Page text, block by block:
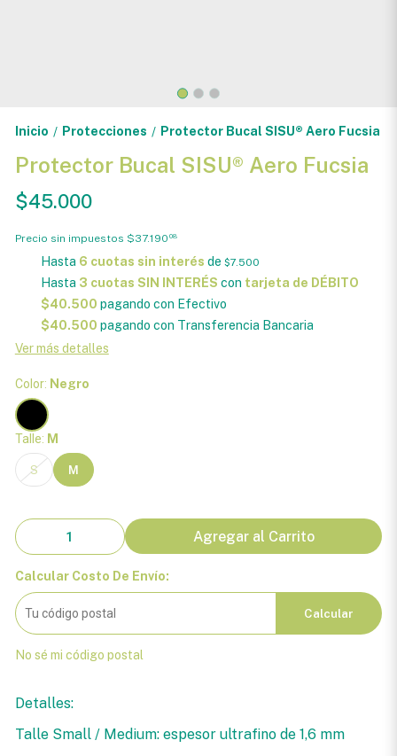
Inicio / Protecciones / Protector Bucal SISU® Aero Fucsia
Protector Bucal SISU® Aero Fucsia
$45.000
Precio sin impuestos $37.190 08
Hasta 6 cuotas sin interés de $7.500
Hasta 3 cuotas SIN INTERÉS con tarjeta de DÉBITO
$40.500 pagando con Efectivo
$40.500 pagando con Transferencia Bancaria
Ver más detalles
Color: Negro
Talle: M
S M
Agregar al Carrito
Calcular Costo De Envío:
Calcular
No sé mi código postal
Detalles:
Talle Small / Medium: espesor ultrafino de 1,6 mm